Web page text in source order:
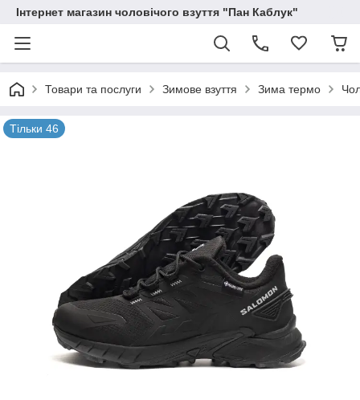
Інтернет магазин чоловічого взуття "Пан Каблук"
Товари та послуги Зимове взуття Зима термо
Тільки 46